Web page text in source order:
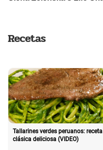
Recetas
Tallarines verdes peruanos: receta
clásica deliciosa (VIDEO)